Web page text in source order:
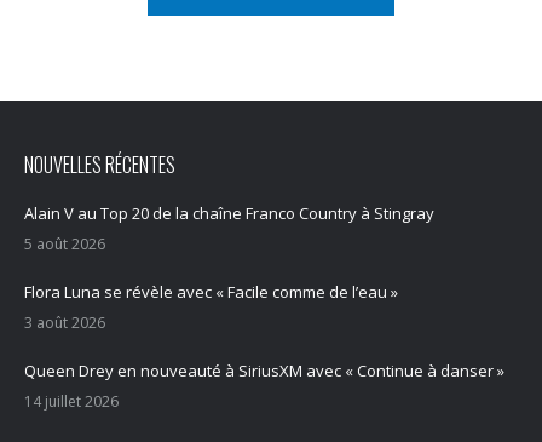
NOUVELLES RÉCENTES
Alain V au Top 20 de la chaîne Franco Country à Stingray
5 août 2026
Flora Luna se révèle avec « Facile comme de l’eau »
3 août 2026
Queen Drey en nouveauté à SiriusXM avec « Continue à danser »
14 juillet 2026